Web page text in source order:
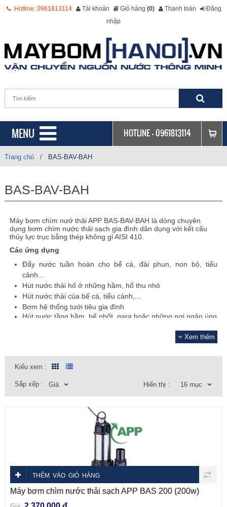
Hotline: 0961813114 Tài khoản Giỏ hàng (0) Thanh toán Đăng
nhập
MENU HOTLINE -0961813114
Trang chủ / BAS-BAV-BAH
BAS-BAV-BAH
Máy bơm chìm nướ thải APP BAS-BAV-BAH là dòng chuyên
dụng bơm chìm nước thải sạch gia đình dân dụng với kết cấu
thủy lực trục bằng thép không gỉ AISI 410.
Các ứng dụng
Đẩy nước tuần hoàn cho bể cá, đài phun, non bộ, tiểu
cảnh...
Hút nước thải hố ở những hầm, hố thu nhỏ
Hút nước thải của bể cá, tiểu cảnh,...
Bơm hệ thống tưới tiêu gia đình
Hút nước tầng hầm, bể phốt, gara hoặc những nơi ngập úng
Catalog APP BAV
Catalog APP BAS
Nếu bạn chưa nhìn thấy sản phẩm mà mình cần. Hãy liên hệ
096.18.13.114
info@maybomhanoi.vn
Xem thêm
Kiểu xem :
Hiển thị : 16 mục
Sắp xếp : Giá
THÊM VÀO GIỎ HÀNG
Máy bơm chìm nước thải sạch APP BAS 200 (200w)